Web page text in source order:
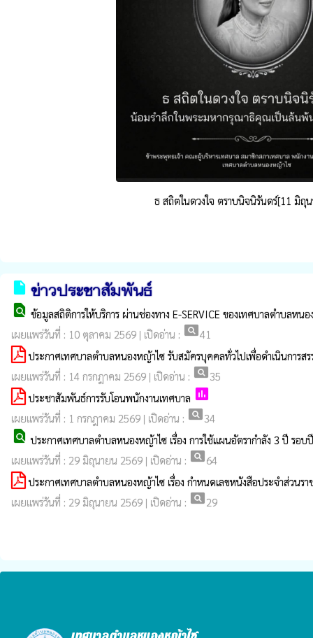
ธ สถิตในดวงใจ ตราบนิจนิรันดร์[11 มิถุ
insert_drive_file ข่าวประชาสัมพันธ์
find_in_page ข้อมูลสถิติการให้บริการ ผ่านช่องทาง E-SERVICE ของเทศบาลตำบลห
เผยแพร่วันที่ : 10 ตุลาคม 2569 | เปิดอ่าน : pageview41
ประกาศเทศบาลตำบลหนองหญ้าไซ รับสมัครบุคคลทั่วไปเพื่อดำเนินการสร
เผยแพร่วันที่ : 14 กรกฎาคม 2569 | เปิดอ่าน : pageview35
ประชาสัมพันธ์การรับโอนพนักงานเทศบาล poll
เผยแพร่วันที่ : 1 กรกฎาคม 2569 | เปิดอ่าน : pageview34
find_in_page ประกาศเทศบาลตำบลหนองหญ้าไซ เรื่อง การใช้แผนอัตรากำลัง 3 ปี ร
เผยแพร่วันที่ : 29 มิถุนายน 2569 | เปิดอ่าน : pageview64
ประกาศเทศบาลตำบลหนองหญ้าไซ เรื่อง กำหนดเลขหนังสือประจำส่วนร
เผยแพร่วันที่ : 29 มิถุนายน 2569 | เปิดอ่าน : pageview29